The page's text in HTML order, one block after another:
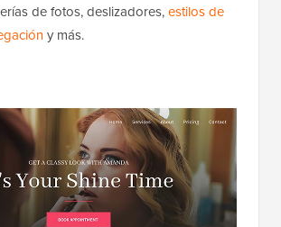
de fotos, deslizadores,estilos de
y más.